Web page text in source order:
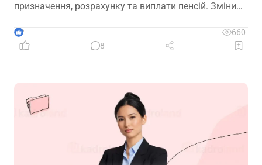
призначення, розрахунку та виплати пенсій. Зміни
2
660
8